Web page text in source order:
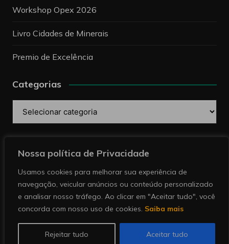
Nossa política de Privacidade
Usamos cookies para melhorar sua experiência de
navegação, veicular anúncios ou conteúdo personalizado
e analisar nosso tráfego. Ao clicar em "Aceitar tudo", você
concorda com nosso uso de cookies. Saiba mais
Rejeitar tudo Aceitar tudo
Workshop Opex 2026
Livro Cidades de Minerais
Premio de Excelência
Categorias
mineração. Todos direitos reservados.